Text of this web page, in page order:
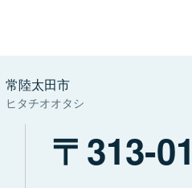
常陸太田市
ヒタチオオタシ
313-